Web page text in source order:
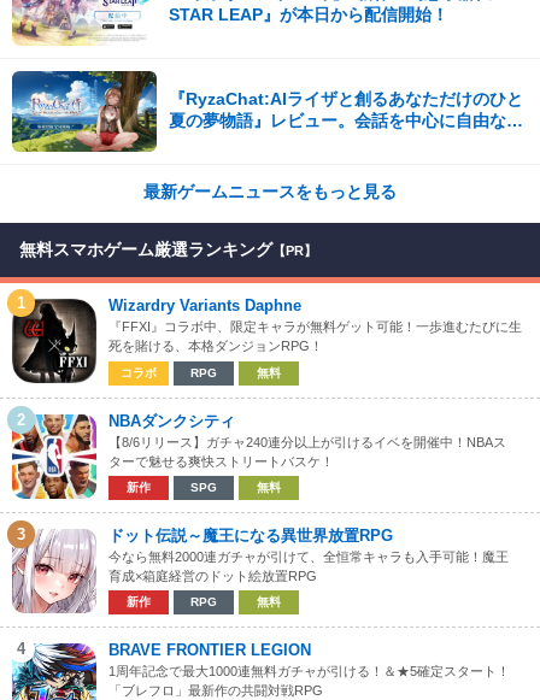
STAR LEAP』が本日から配信開始！
『RyzaChat:AIライザと創るあなただけのひと
夏の夢物語』レビュー。会話を中心に自由な冒
最新ゲームニュースをもっと見る
無料スマホゲーム厳選ランキング 【PR】
1 Wizardry Variants Daphne
『FFXI』コラボ中、限定キャラが無料ゲット可能！一歩進むたびに生
死を賭ける、本格ダンジョンRPG！
コラボ RPG 無料
2 NBAダンクシティ
【8/6リリース】ガチャ240連分以上が引けるイベを開催中！NBAス
ターで魅せる爽快ストリートバスケ！
新作 SPG 無料
3 ドット伝説～魔王になる異世界放置RPG
今なら無料2000連ガチャが引けて、全恒常キャラも入手可能！魔王
育成×箱庭経営のドット絵放置RPG
新作 RPG 無料
4 BRAVE FRONTIER LEGION
1周年記念で最大1000連無料ガチャが引ける！＆★5確定スタート！
「ブレフロ」最新作の共闘対戦RPG